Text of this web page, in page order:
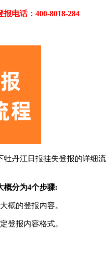
报电话：400-8018-284
牡丹江日报挂失登报的详细流
概分为4个步骤:
概的登报内容。
登报内容格式。